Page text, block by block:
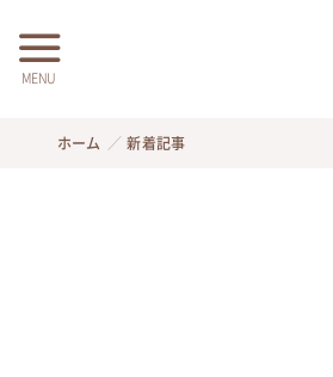
MENU
ホーム 新着記事